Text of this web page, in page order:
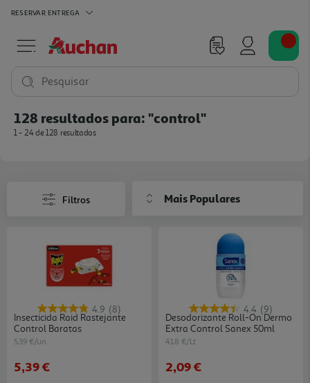
RESERVAR ENTREGA
Pesquisar
128 resultados para: "control"
1 - 24 de 128 resultados
Filtros Mais Populares
4.9 (8)
Insecticida Raid Rastejante
Control Baratas
5.39 €/un
5,39 €
4.4 (9)
Desodorizante Roll-On Dermo
Extra Control Sanex 50ml
41.8 €/Lt
2,09 €